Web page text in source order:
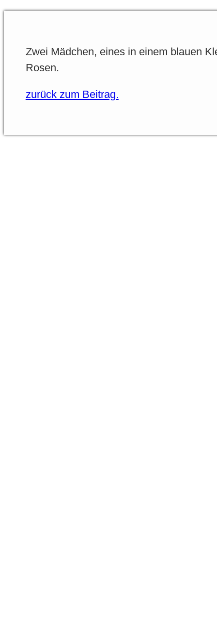
Zwei Mädchen, eines in einem blauen
Rosen.
zurück zum Beitrag.